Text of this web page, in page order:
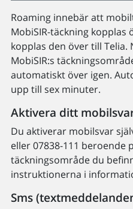
Roaming innebär att
MobiSIR-täckning kopplas
kopplas den över till
MobiSIR:s
automatiskt över igen.
upp till sex minuter.
Aktivera ditt
Du aktiverar mobilsvar
eller 07838-111 beroende
täckningsområde du
instruktionerna i
Sms